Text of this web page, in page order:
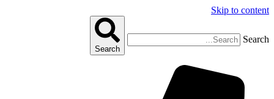
Skip to content
Search
Search